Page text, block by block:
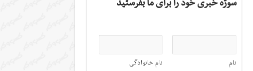
سوژه خبری خود را برای ما بفرستید
نام نام خانوادگی